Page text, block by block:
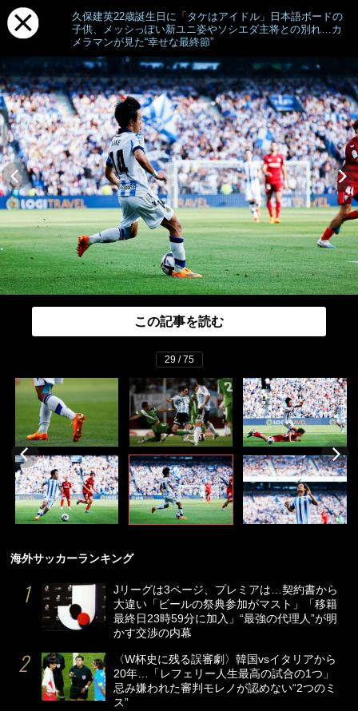
久保建英22歳誕生日に「タケはアイドル」日本語ボードの
子供、メッシっぽい新ユニ姿やソシエダ主将との別れ…カ
メラマンが見た“幸せな最終節”
この記事を読む
29 / 75
海外サッカーランキング
Jリーグは3ページ、プレミアは…契約書から
大違い「ビールの祭典参加がマスト」「移籍
最終日23時59分に加入」“最強の代理人”が明
かす交渉の内幕
〈W杯史に残る誤審劇〉韓国vsイタリアから
20年…「レフェリー人生最高の試合の1つ」
忌み嫌われた審判モレノが認めない“2つのミ
ス”